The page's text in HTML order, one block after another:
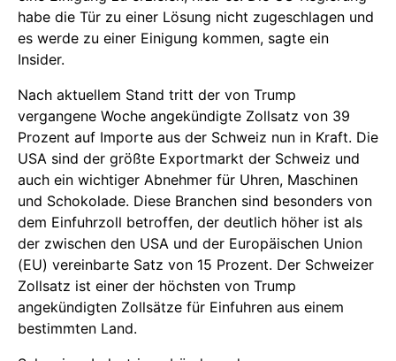
habe die Tür zu einer Lösung nicht zugeschlagen und
es werde zu einer Einigung kommen, sagte ein
Insider.
Nach aktuellem Stand tritt der von Trump
vergangene Woche angekündigte Zollsatz von 39
Prozent auf Importe aus der Schweiz nun in Kraft. Die
USA sind der größte Exportmarkt der Schweiz und
auch ein wichtiger Abnehmer für Uhren, Maschinen
und Schokolade. Diese Branchen sind besonders von
dem Einfuhrzoll betroffen, der deutlich höher ist als
der zwischen den USA und der Europäischen Union
(EU) vereinbarte Satz von 15 Prozent. Der Schweizer
Zollsatz ist einer der höchsten von Trump
angekündigten Zollsätze für Einfuhren aus einem
bestimmten Land.